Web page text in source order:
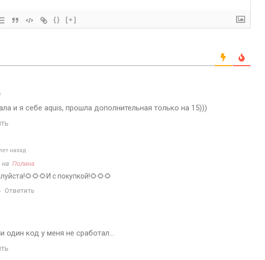
{} [+]
и я себе aquis, прошла дополнительная только на 15)))
назад
на Полина
с покупкой!🌻🌻🌻
Ответить
один код у меня не сработал…